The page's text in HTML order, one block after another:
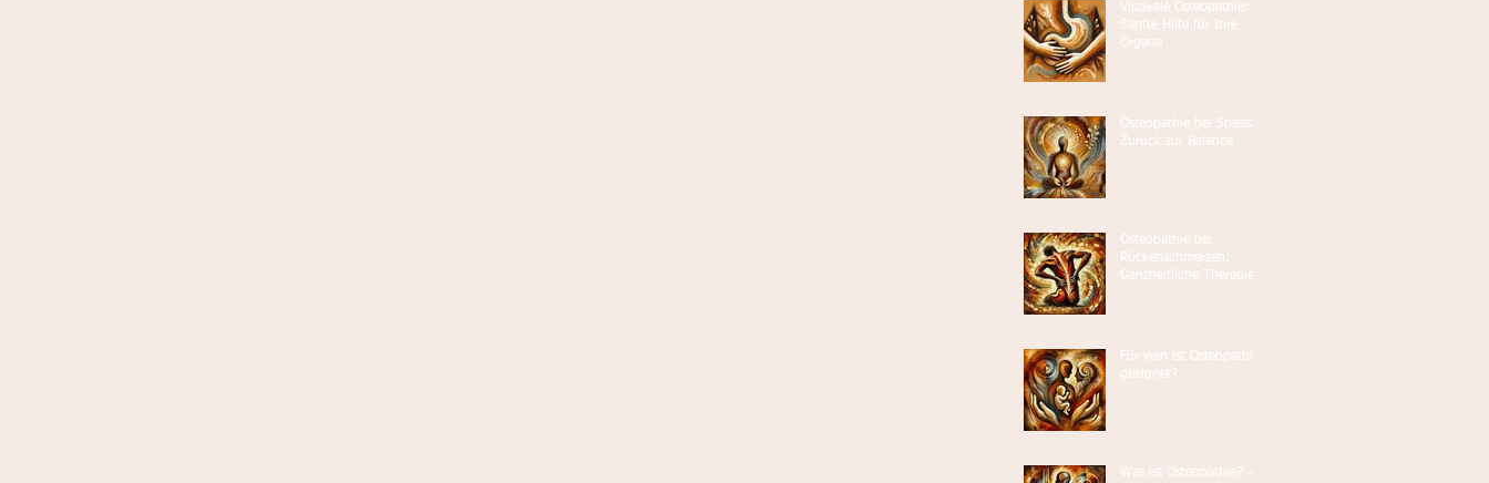
Viszerale Osteopathie:
Sanfte Hilfe für Ihre
Organe
Osteopathie bei Stress:
Zurück zur Balance
Osteopathie bei
Rückenschmerzen:
Ganzheitliche Therapie
Für wen ist Osteopathie
geeignet?
Was ist Osteopathie? –